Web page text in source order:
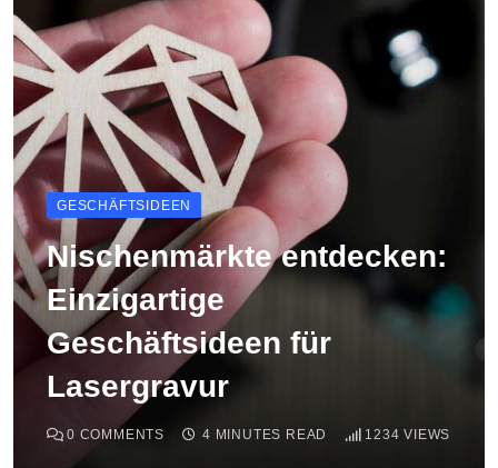
GESCHÄFTSIDEEN
Nischenmärkte entdecken:
Einzigartige
Geschäftsideen für
Lasergravur
0 COMMENTS 4 MINUTES READ 1234 VIEWS